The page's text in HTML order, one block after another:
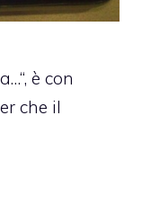
è con
che il